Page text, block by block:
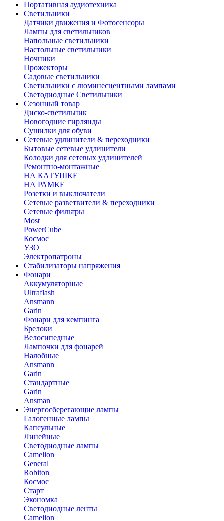
Портативная аудиотехника
Светильники
Датчики движения и Фотосенсоры
Лампы для светильников
Напольные светильники
Настольные светильники
Ночники
Прожекторы
Садовые светильники
Светильники с люминесцентными лампами
Светодиодные Светильники
Сезонный товар
Диско-светильник
Новогодние гирлянды
Сушилки для обуви
Сетевые удлинители & переходники
Бытовые сетевые удлинители
Колодки для сетевых удлинителей
Ремонтно-монтажные
НА КАТУШКЕ
НА РАМКЕ
Розетки и выключатели
Сетевые разветвители & переходники
Сетевые фильтры
Most
PowerCube
Космос
УЗО
Электропатроны
Стабилизаторы напряжения
Фонари
Аккумуляторные
Ultraflash
Ansmann
Garin
Фонари для кемпинга
Брелоки
Велосипедные
Лампочки для фонарей
Налобные
Ansmann
Garin
Стандартные
Garin
Ansman
Энергосберегающие лампы
Галогенные лампы
Капсульные
Линейные
Светодиодные лампы
Camelion
General
Robiton
Космос
Старт
Экономка
Светодиодные ленты
Camelion